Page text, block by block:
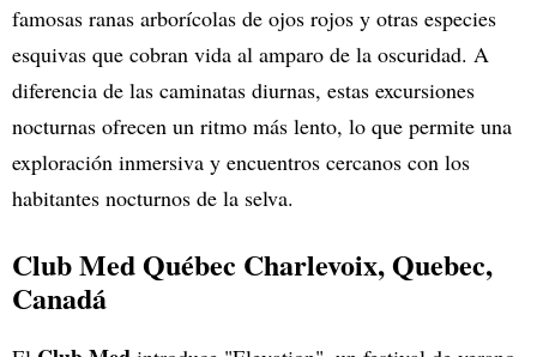
famosas ranas arborícolas de ojos rojos y otras especies
esquivas que cobran vida al amparo de la oscuridad. A
diferencia de las caminatas diurnas, estas excursiones
nocturnas ofrecen un ritmo más lento, lo que permite una
exploración inmersiva y encuentros cercanos con los
habitantes nocturnos de la selva.
Club Med Québec Charlevoix, Quebec,
Canadá